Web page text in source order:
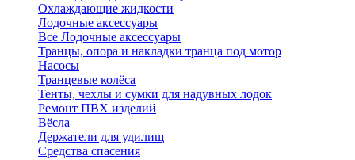
Охлаждающие жидкости
Лодочные аксессуары
Все Лодочные аксессуары
Транцы, опора и накладки транца под мотор
Насосы
Транцевые колёса
Тенты, чехлы и сумки для надувных лодок
Ремонт ПВХ изделий
Вёсла
Держатели для удилищ
Средства спасения